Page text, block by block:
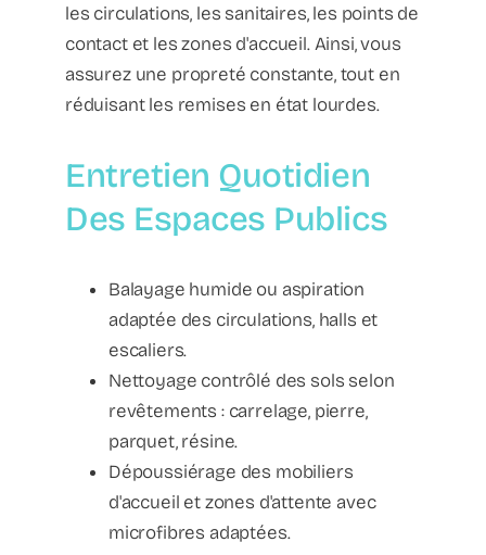
les circulations, les sanitaires, les points de
contact et les zones d'accueil. Ainsi, vous
assurez une propreté constante, tout en
réduisant les remises en état lourdes.
Entretien Quotidien
Des Espaces Publics
Balayage humide ou aspiration
adaptée des circulations, halls et
escaliers.
Nettoyage contrôlé des sols selon
revêtements : carrelage, pierre,
parquet, résine.
Dépoussiérage des mobiliers
d'accueil et zones d'attente avec
microfibres adaptées.